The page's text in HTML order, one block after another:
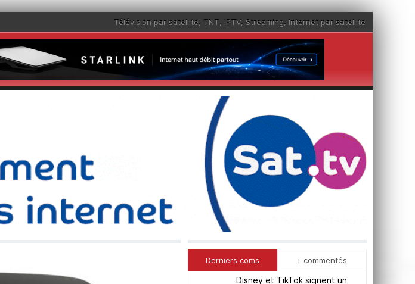
Télévision par satellite, TNT, IPTV, Streaming, Internet par satellite
Derniers coms + commentés
Disney et TikTok signent un